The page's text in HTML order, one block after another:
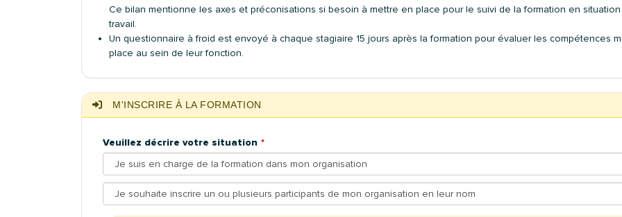
Ce bilan mentionne les axes et préconisations si besoin à mettre en place pour le suivi de la formation en
travail.
Un questionnaire à froid est envoyé à chaque stagiaire 15 jours après la formation pour évaluer les compétences
place au sein de leur fonction.
M'INSCRIRE À LA FORMATION
Veuillez décrire votre situation